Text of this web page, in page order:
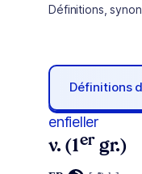
Définitions,
Définitions
enfieller
v. (1er gr.)